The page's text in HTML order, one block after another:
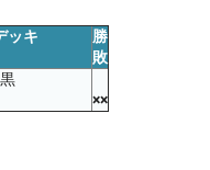
ッキ
勝
敗
××